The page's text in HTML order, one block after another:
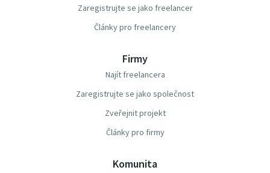
Zaregistrujte se jako freelancer
Články pro freelancery
Firmy
Najít freelancera
Zaregistrujte se jako společnost
Zveřejnit projekt
Články pro firmy
Komunita